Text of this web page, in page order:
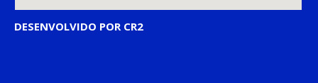
DESENVOLVIDO POR CR2